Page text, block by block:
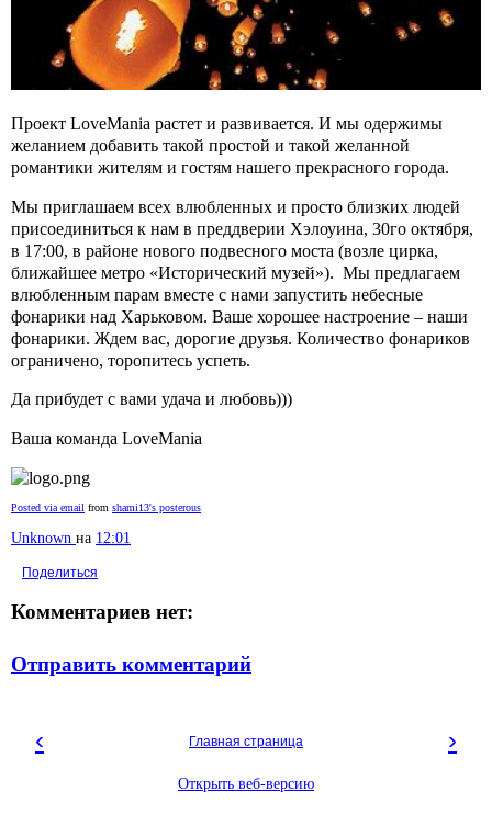
Проект LoveMania растет и развивается. И мы одержимы
желанием добавить такой простой и такой желанной
романтики жителям и гостям нашего прекрасного города.
Мы приглашаем всех влюбленных и просто близких людей
присоединиться к нам в преддверии Хэлоуина, 30го октября,
в 17:00, в районе нового подвесного моста (возле цирка,
ближайшее метро «Исторический музей»). Мы предлагаем
влюбленным парам вместе с нами запустить небесные
фонарики над Харьковом. Ваше хорошее настроение – наши
фонарики. Ждем вас, дорогие друзья. Количество фонариков
ограничено, торопитесь успеть.
Да прибудет с вами удача и любовь)))
Ваша команда LoveMania
Posted via email from shami13's posterous
Unknown на 12:01
Поделиться
Комментариев нет:
Отправить комментарий
‹ ›
Главная страница
Открыть веб-версию